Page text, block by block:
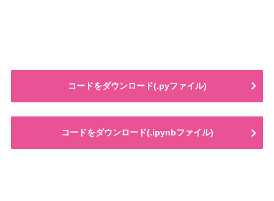
コードをダウンロード(.pyファイル)
コードをダウンロード(.ipynbファイル)